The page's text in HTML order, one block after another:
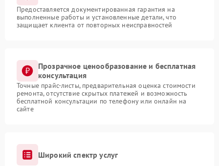
Предоставляется документированная гарантия на
выполненные работы и установленные детали, что
защищает клиента от повторных неисправностей
Прозрачное ценообразование и бесплатная
консультация
Точные прайс-листы, предварительная оценка стоимости
ремонта, отсутствие скрытых платежей и возможность
бесплатной консультации по телефону или онлайн на
сайте
Широкий спектр услуг